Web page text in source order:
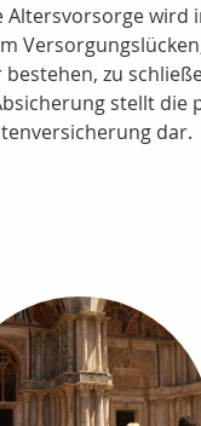
Altersvorsorge wird
zu
stellt die
dar.